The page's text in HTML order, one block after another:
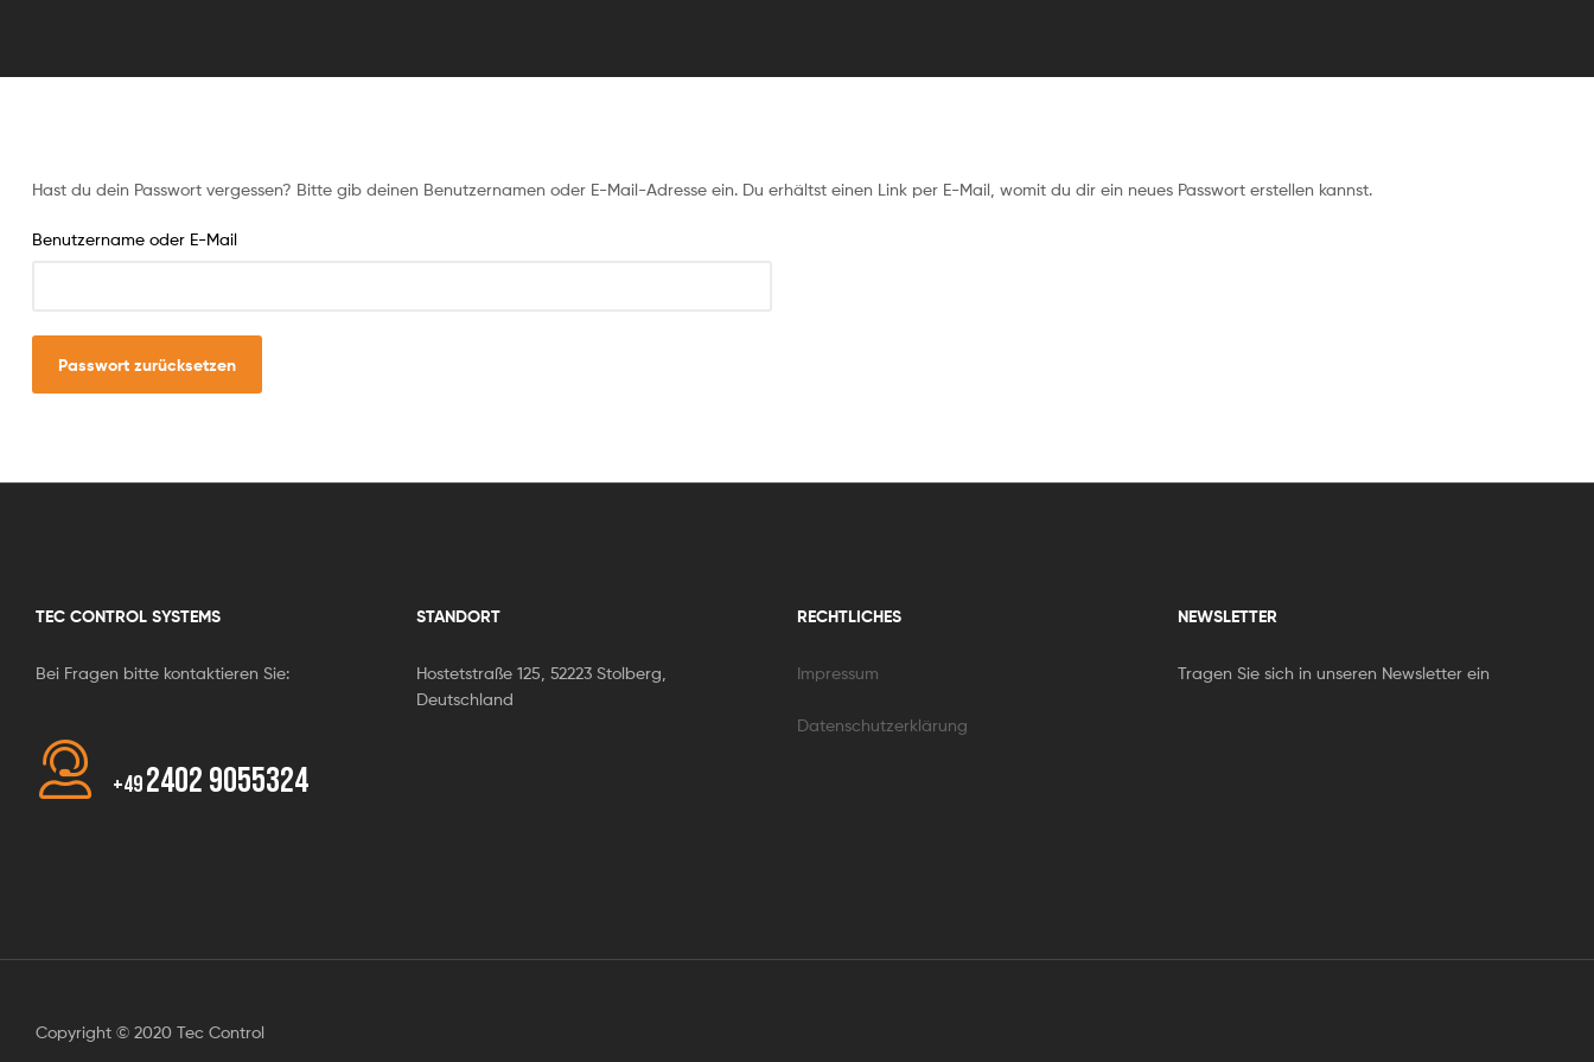
Hast du dein Passwort vergessen? Bitte gib deinen Benutzernamen oder E-Mail-Adresse ein. Du erhältst einen Link per E-Mail, womit du dir ein neues Passwort erstellen kannst.
Benutzername oder E-Mail
Passwort zurücksetzen
TEC CONTROL SYSTEMS
Bei Fragen bitte kontaktieren Sie:
+492402 9055324
STANDORT
Hostetstraße 125, 52223 Stolberg,
Deutschland
RECHTLICHES
Impressum
Datenschutzerklärung
NEWSLETTER
Tragen Sie sich in unseren Newsletter ein
Copyright © 2020 Tec Control